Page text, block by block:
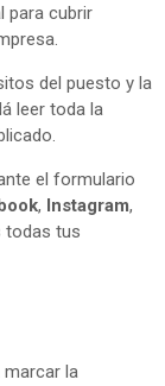
para cubrir
del puesto y la
leer toda la
el formulario
, Instagram,
todas tus
marcar la